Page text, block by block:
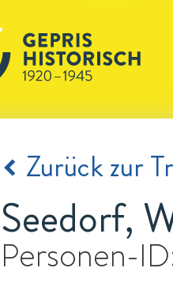
Zurück zur
Seedorf,
Personen-